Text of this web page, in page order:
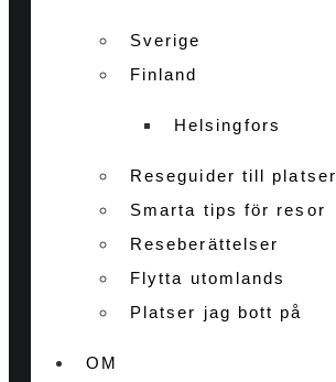
Sverige
Finland
Helsingfors
Reseguider till platser
Smarta tips för resor
Reseberättelser
Flytta utomlands
Platser jag bott på
OM